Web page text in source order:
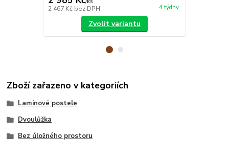
2 467 Kč bez DPH 4 týdny
Zvolit variantu
Zboží zařazeno v kategoriích
Laminové postele
Dvoulůžka
Bez úložného prostoru